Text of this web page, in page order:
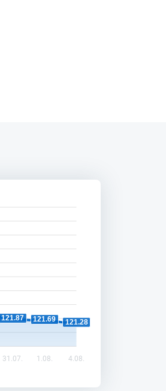
121.87 121.69 121.28
31.07. 1.08. 4.08.